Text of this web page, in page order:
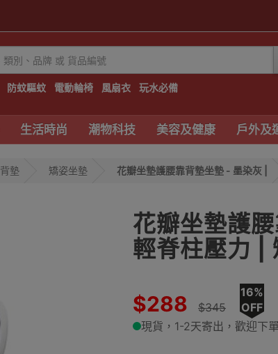
防蚊驅蚊 電動輪椅 風扇衣 玩水必備
生活時尚 潮物科技 美容及健康 戶外及
背墊 矯姿坐墊 花瓣坐墊護腰靠背墊坐墊 - 墨染灰 |
花瓣坐墊護
輕脊柱壓力 |
$288 $345
16%
OFF
現貨，1-2天寄出，歡迎下